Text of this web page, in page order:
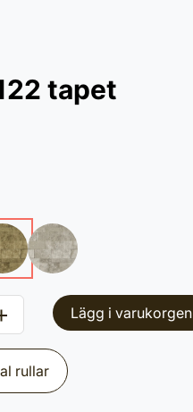
tapet
Lägg i varukorgen
rullar